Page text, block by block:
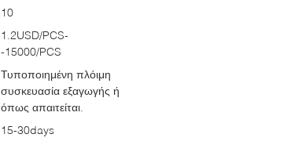
10
1.2USD/PCS-
-15000/PCS
Τυποποιημένη πλόιμη
συσκευασία εξαγωγής ή
όπως απαιτείται.
15-30days